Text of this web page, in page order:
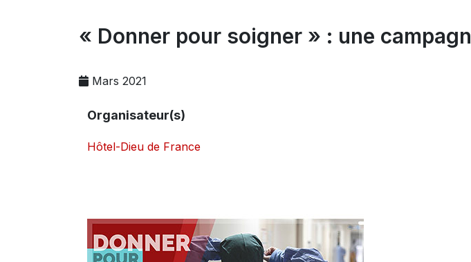
« Donner pour soigner » : une
Mars 2021
Organisateur(s)
Hôtel-Dieu de France